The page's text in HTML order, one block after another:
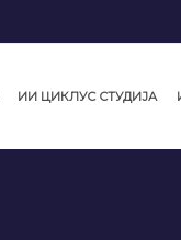
ИИ ЦИКЛУС СТУДИЈА